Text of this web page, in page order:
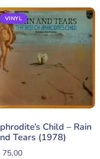
VINYL
Child – Rain
Tears (1978)
75,00